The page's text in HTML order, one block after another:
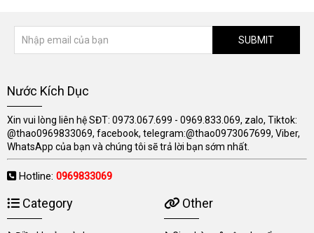
SUBMIT
Nước Kích Dục
Xin vui lòng liên hệ SĐT: 0973.067.699 - 0969.833.069, zalo, Tiktok:
@thao0969833069, facebook, telegram:@thao0973067699, Viber,
WhatsApp của bạn và chúng tôi sẽ trả lời bạn sớm nhất.
Hotline: 0969833069
Category Other